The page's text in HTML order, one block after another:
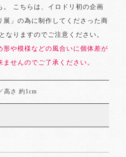
。 こちらは、イロドリ初の企画
展」の為に制作してくださった商
なりますのでご注意ください。
や模様などの風合いに個体差が
せんのでご了承ください。
高さ 約1cm